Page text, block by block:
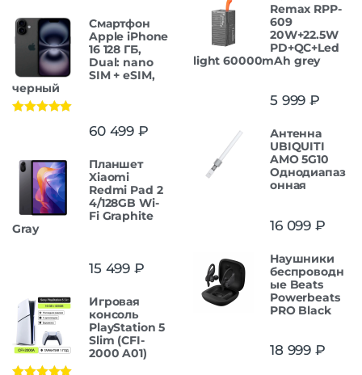
Смартфон
Apple iPhone
16 128 ГБ,
Dual: nano
SIM + eSIM,
черный
60 499 ₽
Планшет
Xiaomi
Redmi Pad 2
4/128GB Wi-
Fi Graphite
Gray
15 499 ₽
Игровая
консоль
PlayStation 5
Slim (CFI-
2000 A01)
Remax RPP-
609
20W+22.5W
PD+QC+Led
light 60000mAh grey
5 999 ₽
Антенна
UBIQUITI
AMO 5G10
Однодиапаз
онная
16 099 ₽
Наушники
беспроводн
ые Beats
Powerbeats
PRO Black
18 999 ₽